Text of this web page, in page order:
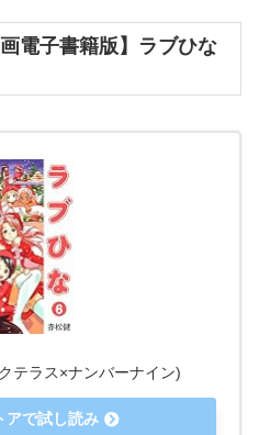
電子書籍版】ラブひな
テラス×ナンバーナイン)
で試し読み